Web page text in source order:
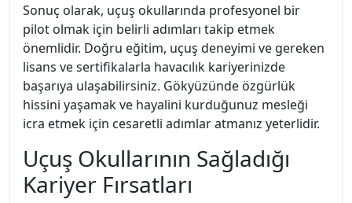
Sonuç olarak, uçuş okullarında profesyonel bir
pilot olmak için belirli adımları takip etmek
önemlidir. Doğru eğitim, uçuş deneyimi ve gereken
lisans ve sertifikalarla havacılık kariyerinizde
başarıya ulaşabilirsiniz. Gökyüzünde özgürlük
hissini yaşamak ve hayalini kurduğunuz mesleği
icra etmek için cesaretli adımlar atmanız yeterlidir.
Uçuş Okullarının Sağladığı
Kariyer Fırsatları